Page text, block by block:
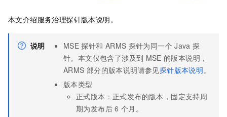
本文介绍服务治理探针版本说明。
说明 MSE 探针和 ARMS 探针为同一个 Java 探
针。本文仅包含了涉及到 MSE 的版本说明，
ARMS 部分的版本说明请参见探针版本说明。
版本类型
正式版本：正式发布的版本，固定支持周
期为发布后 6 个月。